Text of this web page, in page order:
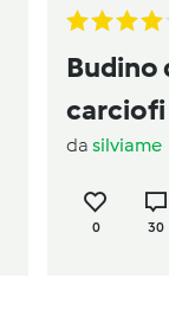
Budino
carciofi
da silviame
0 30